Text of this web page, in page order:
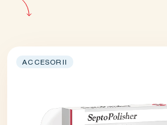
ACCESORII